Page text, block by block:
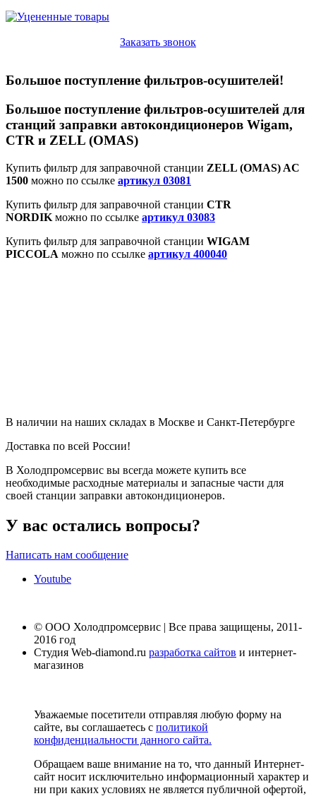
Заказать звонок
Большое поступление фильтров-осушителей!
Большое поступление фильтров-осушителей для
станций заправки автокондиционеров Wigam,
CTR и ZELL (OMAS)
Купить фильтр для заправочной станции ZELL (OMAS) AC
1500 можно по ссылке артикул 03081
Купить фильтр для заправочной станции CTR
NORDIK можно по ссылке артикул 03083
Купить фильтр для заправочной станции WIGAM
PICCOLA можно по ссылке артикул 400040
В наличии на наших складах в Москве и Санкт-Петербурге
Доставка по всей России!
В Холодпромсервис вы всегда можете купить все
необходимые расходные материалы и запасные части для
своей станции заправки автокондиционеров.
У вас остались вопросы?
Написать нам сообщение
Youtube
© ООО Холодпромсервис | Все права защищены, 2011-
2016 год
Студия Web-diamond.ru разработка сайтов и интернет-
магазинов
Уважаемые посетители отправляя любую форму на
сайте, вы соглашаетесь с политикой
конфиденциальности данного сайта.
Обращаем ваше внимание на то, что данный Интернет-
сайт носит исключительно информационный характер и
ни при каких условиях не является публичной офертой,